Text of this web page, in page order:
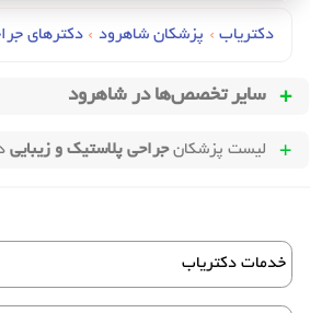
دکتریاب › پزشکان شاهرود › دکترهای
سایر تخصص‌ها در شاهرود
لیست پزشکانجراحی پلاستیک و زیبایی
خدمات دکتریاب